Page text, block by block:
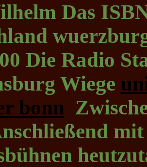
Das
Die Radio
Wiege
bonn